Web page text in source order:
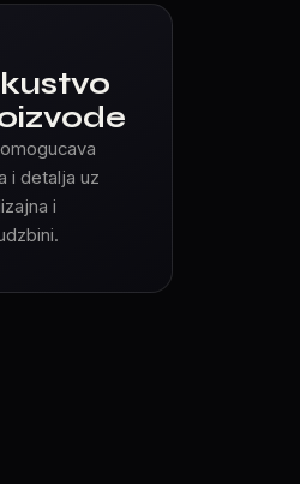
i detalja uz
i